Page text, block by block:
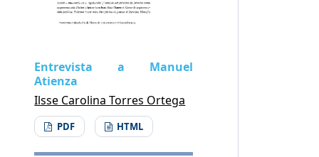
Entrevista a Manuel
Atienza
Ilsse Carolina Torres Ortega
PDF HTML